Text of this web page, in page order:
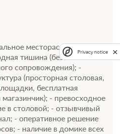
месторасположение,
тишина (без
сопровождения); -
(просторная столовая,
бесплатная
- превосходное
в столовой; - отзывчивый
- оперативное решение
- наличие в домике всех
Privacy notice